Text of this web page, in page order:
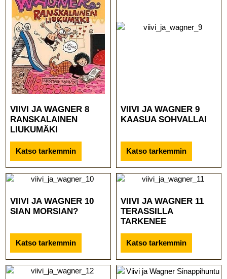
VIIVI JA WAGNER 8
RANSKALAINEN
LIUKUMÄKI
Katso tarkemmin
VIIVI JA WAGNER 9
KAASUA SOHVALLA!
Katso tarkemmin
VIIVI JA WAGNER 10
SIAN MORSIAN?
Katso tarkemmin
VIIVI JA WAGNER 11
TERASSILLA
TARKENEE
Katso tarkemmin